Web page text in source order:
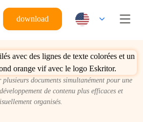
download
documents simultanément pour une
de contenu plus efficaces et
organisés.